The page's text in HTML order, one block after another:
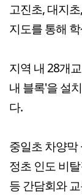
고진초, 대지
지도를 통해
지역 내 28개
내 블록'을 설
다.
중일초 차양막
정초 인도 비
등 간담회와